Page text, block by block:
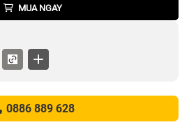
MUA NGAY
0886 889 628